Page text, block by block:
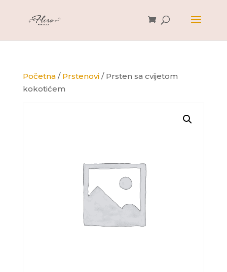
Početna/ Prstenovi/ Prsten sa cvijetom
kokotićem